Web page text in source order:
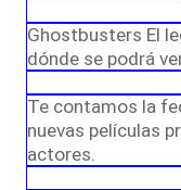
Ghostbusters El
dónde se podrá
Te contamos la
nuevas películas
actores.